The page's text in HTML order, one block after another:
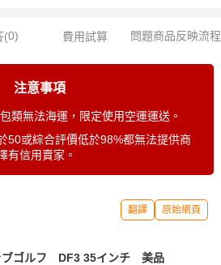
(0) 費用試算 問題商品反映流程
注意事項
類無法海運，限定使用空運運送。
50或綜合評價低於98%都無法提供商
有信用賣家。
翻譯 原始網頁
ゴルフ DF3 35インチ 美品